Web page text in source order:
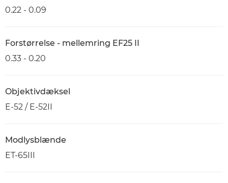
0.22 - 0.09
Forstørrelse - mellemring EF25 II
0.33 - 0.20
Objektivdæksel
E-52 / E-52II
Modlysblænde
ET-65III